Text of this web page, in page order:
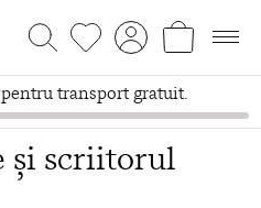
transport gratuit.
și scriitorul